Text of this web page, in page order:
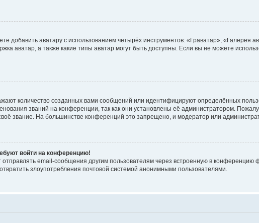
добавить аватару с использованием четырёх инструментов: «Граватар», «Галерея
аватар, а также какие типы аватар могут быть доступны. Если вы не можете
количество созданных вами сообщений или идентифицируют определённых
званий на конференции, так как они установлены её администратором.
звание. На большинстве конференций это запрещено, и модератор или
войти на конференцию!
отправлять email-сообщения другим пользователям через встроенную в конференцию
злоупотребления почтовой системой анонимными пользователями.